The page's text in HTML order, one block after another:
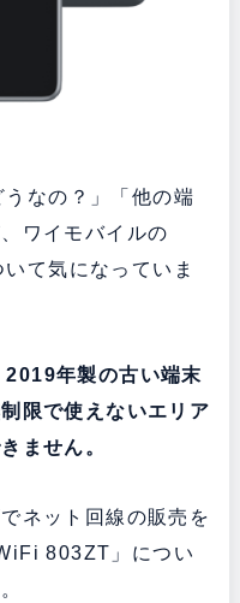
なの？」「他の端
ワイモバイルの
て気になっていま
2019年製の古い端末
限で使えないエリア
ません。
ネット回線の販売を
803ZT」につい